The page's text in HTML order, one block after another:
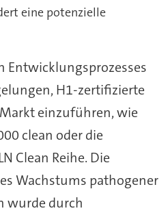
eine potenzielle
Entwicklungsprozesses
H1-zertifizierte
einzuführen, wie
clean oder die
Clean Reihe. Die
Wachstums pathogener
wurde durch